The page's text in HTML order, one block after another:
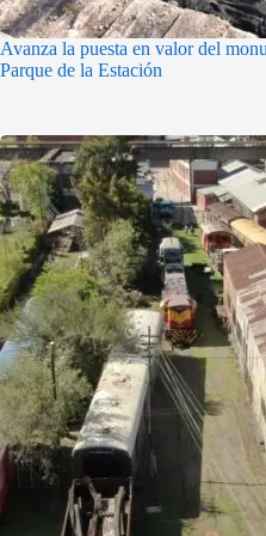
Avanza la puesta en valor del
Parque de la Estación